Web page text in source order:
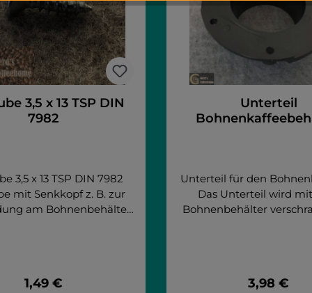
3,5 x 13 TSP DIN
7982
3,5 x 13 TSP DIN 7982
mit Senkkopf z. B. zur
am Bohnenbehälter
doppio + cup V+
Regulärer Preis:
1,49 €
Unterteil
Unterteil für den
Das Unterteil wird
Bohnenbehälter
Solution EspressoRegulärer
3,98 €